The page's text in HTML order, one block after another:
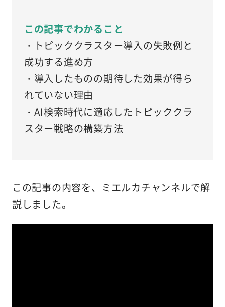
この記事でわかること
・トピッククラスター導入の失敗例と
成功する進め方
・導入したものの期待した効果が得ら
れていない理由
・AI検索時代に適応したトピッククラ
スター戦略の構築方法
この記事の内容を、ミエルカチャンネルで解
説しました。